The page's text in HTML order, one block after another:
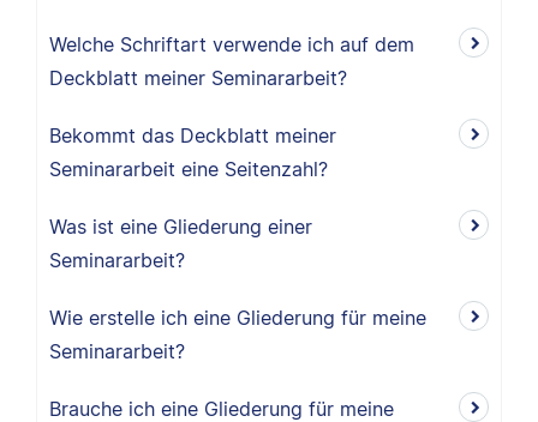
Welche Schriftart verwende ich auf dem
Deckblatt meiner Seminararbeit?
Bekommt das Deckblatt meiner
Seminararbeit eine Seitenzahl?
Was ist eine Gliederung einer
Seminararbeit?
Wie erstelle ich eine Gliederung für meine
Seminararbeit?
Brauche ich eine Gliederung für meine